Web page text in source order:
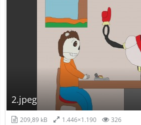
2.jpeg
209,89 kB 1.446×1.190 326